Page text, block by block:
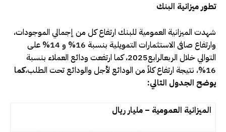
تطور ميزانية البنك
شهدت الميزانية العمومية للبنك ارتفاع كل من إجمالي الموجودات،
وارتفاع صافى الاستثمارات التمويلية بنسبة 16% و 14% على
التوالي خلال الربعالرابع2025، كما ارتفعت ودائع العملاء بنسبة
16%، نتيجة ارتفاع كلاً من الودائع لأجل والودائع تحت الطلب،
كما
يوضح الجدول التالي:
الميزانية العمومية – مليار ريال